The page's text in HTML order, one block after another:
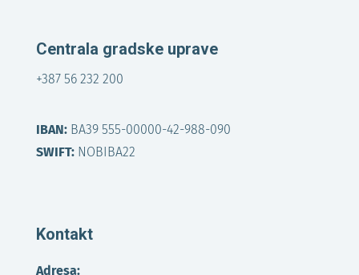
Centrala gradske uprave
+387 56 232 200
IBAN:BA39 555-00000-42-988-090
SWIFT:NOBIBA22
Kontakt
Adresa: